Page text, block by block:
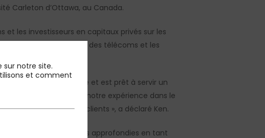
Carleton d’Ottawa, au Canada.
et les investisseurs en capitaux privés sur les
les opérateurs des télécoms et les
développé et est prêt à servir un
esprit entrepreneurial, notre expérience dans le
auprès de nos clients », a déclaré Ken.
et des connaissances approfondies en tant
sur notre site.
et comment